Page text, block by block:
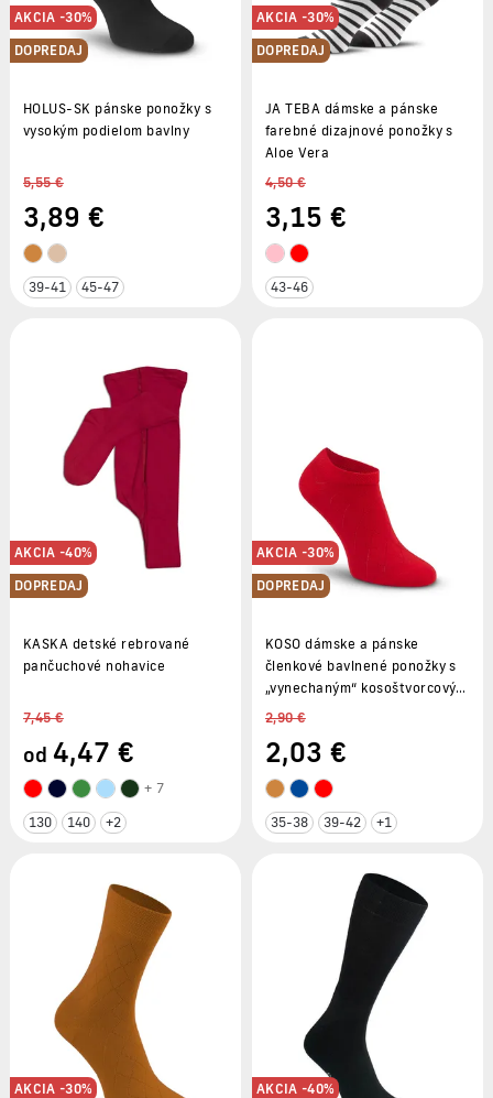
AKCIA -30%
DOPREDAJ
HOLUS-SK pánske ponožky s
vysokým podielom bavlny
5,55 €
3,89 €
39-41 45-47
AKCIA -30%
DOPREDAJ
JA TEBA dámske a pánske
farebné dizajnové ponožky s
Aloe Vera
4,50 €
3,15 €
43-46
AKCIA -40%
DOPREDAJ
KASKA detské rebrované
pančuchové nohavice
7,45 €
od 4,47 €
+ 7
130 140 +2
AKCIA -30%
DOPREDAJ
KOSO dámske a pánske
členkové bavlnené ponožky s
„vynechaným“ kosoštvorcovým
vzorom
2,90 €
2,03 €
35-38 39-42 +1
AKCIA -30%
AKCIA -40%